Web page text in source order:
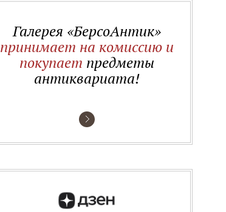
Галерея «БерсоАнтик»
принимает на комиссию и
покупает предметы
антиквариата!